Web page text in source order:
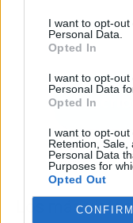
I want to opt-
Personal Data.
Opted In
I want to opt-
Personal Data
Opted In
I want to opt-out
Retention, Sale,
Personal Data
Purposes for
Opted Out
CONFIRM
Los más vistos